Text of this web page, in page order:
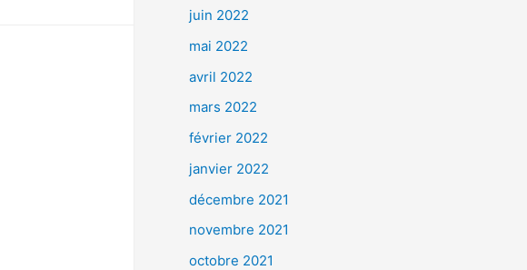
juin 2022
mai 2022
avril 2022
mars 2022
février 2022
janvier 2022
décembre 2021
novembre 2021
octobre 2021